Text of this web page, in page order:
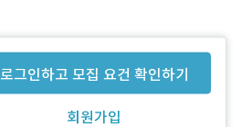
로그인하고 모집 요건 확인하기
회원가입